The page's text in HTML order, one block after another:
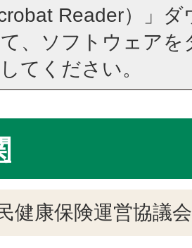
Reader）」
、ソフトウェア
てください。
健康保険運営協議会